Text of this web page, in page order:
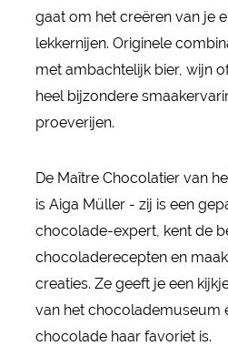
gaat om het creëren van je
lekkernijen. Originele
met ambachtelijk bier, wijn
heel bijzondere
proeverijen.
De Maître Chocolatier van
is Aiga Müller - zij is een
chocolade-expert, kent de
chocoladerecepten en
creaties. Ze geeft je een
van het chocolademuseum
chocolade haar favoriet is.